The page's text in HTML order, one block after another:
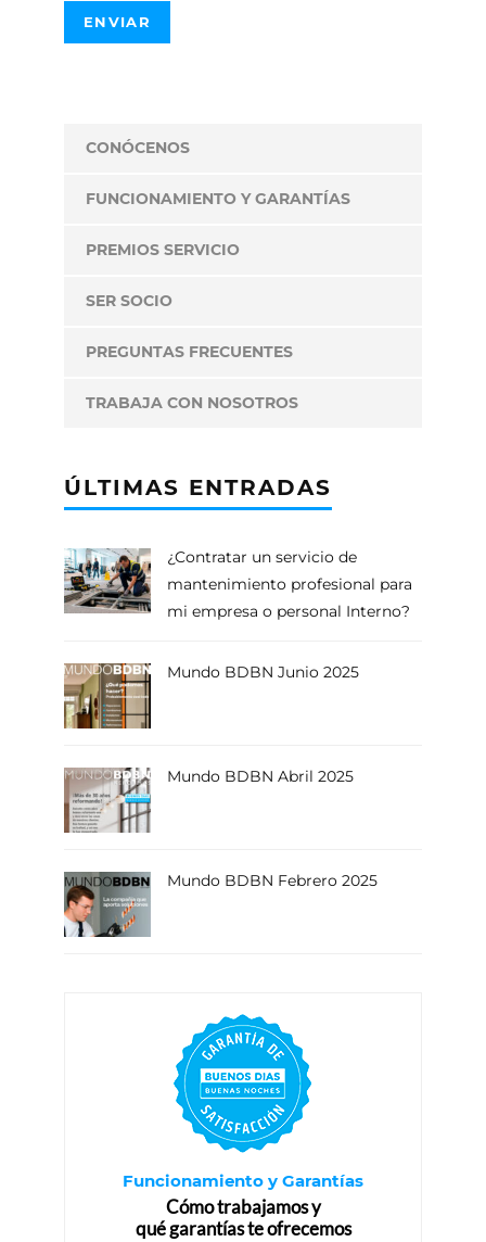
CONÓCENOS
FUNCIONAMIENTO Y GARANTÍAS
PREMIOS SERVICIO
SER SOCIO
PREGUNTAS FRECUENTES
TRABAJA CON NOSOTROS
ÚLTIMAS ENTRADAS
¿Contratar un servicio de
mantenimiento profesional para
mi empresa o personal Interno?
Mundo BDBN Junio 2025
Mundo BDBN Abril 2025
Mundo BDBN Febrero 2025
Funcionamiento y Garantías
Cómo trabajamos y
qué garantías te ofrecemos